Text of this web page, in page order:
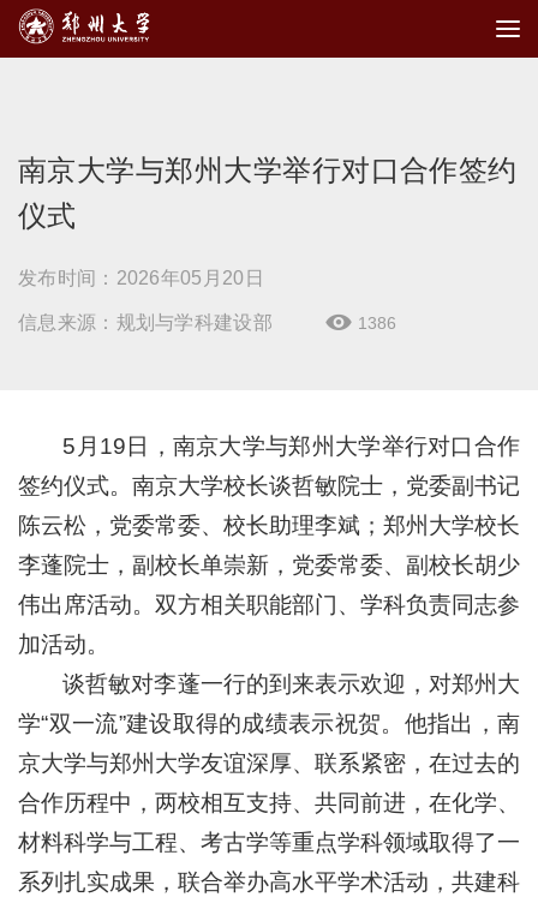
南京大学与郑州大学举行对口合作签约
仪式
发布时间：2026年05月20日
信息来源：规划与学科建设部  1386
5月19日，南京大学与郑州大学举行对口合作
签约仪式。南京大学校长谈哲敏院士，党委副书记
陈云松，党委常委、校长助理李斌；郑州大学校长
李蓬院士，副校长单崇新，党委常委、副校长胡少
伟出席活动。双方相关职能部门、学科负责同志参
加活动。
谈哲敏对李蓬一行的到来表示欢迎，对郑州大
学“双一流”建设取得的成绩表示祝贺。他指出，南
京大学与郑州大学友谊深厚、联系紧密，在过去的
合作历程中，两校相互支持、共同前进，在化学、
材料科学与工程、考古学等重点学科领域取得了一
系列扎实成果，联合举办高水平学术活动，共建科